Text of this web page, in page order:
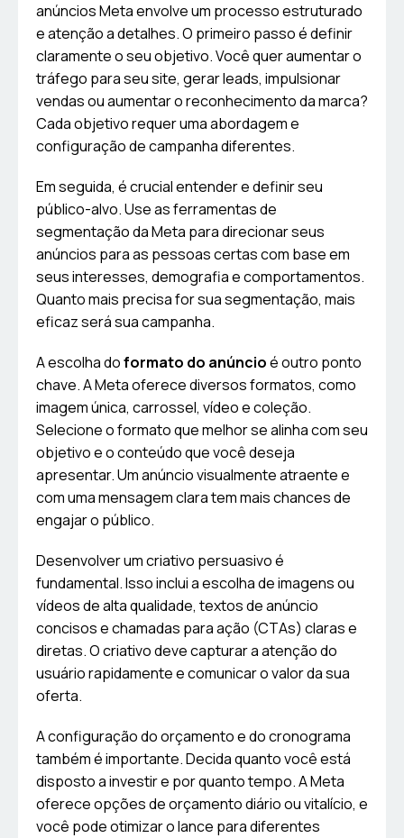
anúncios Meta envolve um processo estruturado
e atenção a detalhes. O primeiro passo é definir
claramente o seu objetivo. Você quer aumentar o
tráfego para seu site, gerar leads, impulsionar
vendas ou aumentar o reconhecimento da marca?
Cada objetivo requer uma abordagem e
configuração de campanha diferentes.
Em seguida, é crucial entender e definir seu
público-alvo. Use as ferramentas de
segmentação da Meta para direcionar seus
anúncios para as pessoas certas com base em
seus interesses, demografia e comportamentos.
Quanto mais precisa for sua segmentação, mais
eficaz será sua campanha.
A escolha doformato do anúncioé outro ponto
chave. A Meta oferece diversos formatos, como
imagem única, carrossel, vídeo e coleção.
Selecione o formato que melhor se alinha com seu
objetivo e o conteúdo que você deseja
apresentar. Um anúncio visualmente atraente e
com uma mensagem clara tem mais chances de
engajar o público.
Desenvolver um criativo persuasivo é
fundamental. Isso inclui a escolha de imagens ou
vídeos de alta qualidade, textos de anúncio
concisos e chamadas para ação (CTAs) claras e
diretas. O criativo deve capturar a atenção do
usuário rapidamente e comunicar o valor da sua
oferta.
A configuração do orçamento e do cronograma
também é importante. Decida quanto você está
disposto a investir e por quanto tempo. A Meta
oferece opções de orçamento diário ou vitalício, e
você pode otimizar o lance para diferentes